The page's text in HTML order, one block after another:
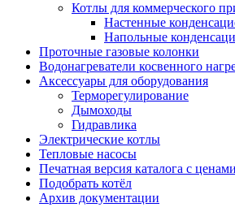
Котлы для коммерческого
Настенные
Напольные
Проточные газовые колонки
Водонагреватели косвенного
Аксессуары для оборудования
Терморегулирование
Дымоходы
Гидравлика
Электрические котлы
Тепловые насосы
Печатная версия каталога с ценами
Подобрать котёл
Архив документации